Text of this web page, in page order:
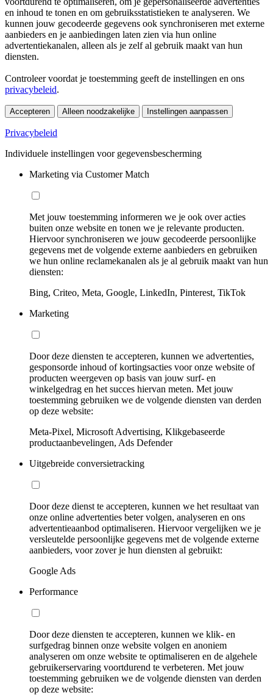
en inhoud te tonen en om gebruiksstatistieken te analyseren. We
kunnen jouw gecodeerde gegevens ook synchroniseren met externe
aanbieders en je aanbiedingen laten zien via hun online
advertentiekanalen, alleen als je zelf al gebruik maakt van hun
diensten.
Controleer voordat je toestemming geeft de instellingen en ons
privacybeleid.
Accepteren Alleen noodzakelijke Instellingen aanpassen
Privacybeleid
Individuele instellingen voor gegevensbescherming
Marketing via Customer Match
Met jouw toestemming informeren we je ook over acties
buiten onze website en tonen we je relevante producten.
Hiervoor synchroniseren we jouw gecodeerde persoonlijke
gegevens met de volgende externe aanbieders en gebruiken
we hun online reclamekanalen als je al gebruik maakt van hun
diensten:
Bing, Criteo, Meta, Google, LinkedIn, Pinterest, TikTok
Marketing
Door deze diensten te accepteren, kunnen we advertenties,
gesponsorde inhoud of kortingsacties voor onze website of
producten weergeven op basis van jouw surf- en
winkelgedrag en het succes hiervan meten. Met jouw
toestemming gebruiken we de volgende diensten van derden
op deze website:
Meta-Pixel, Microsoft Advertising, Klikgebaseerde
productaanbevelingen, Ads Defender
Uitgebreide conversietracking
Door deze dienst te accepteren, kunnen we het resultaat van
onze online advertenties beter volgen, analyseren en ons
advertentieaanbod optimaliseren. Hiervoor vergelijken we je
versleutelde persoonlijke gegevens met de volgende externe
aanbieders, voor zover je hun diensten al gebruikt:
Google Ads
Performance
Door deze diensten te accepteren, kunnen we klik- en
surfgedrag binnen onze website volgen en anoniem
analyseren om onze website te optimaliseren en de algehele
gebruikerservaring voortdurend te verbeteren. Met jouw
toestemming gebruiken we de volgende diensten van derden
op deze website: